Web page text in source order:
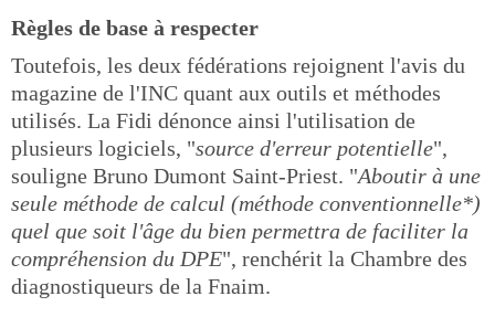
Règles de base à respecter
Toutefois, les deux fédérations rejoignent l'avis du
magazine de l'INC quant aux outils et méthodes
utilisés. La Fidi dénonce ainsi l'utilisation de
plusieurs logiciels, "source d'erreur potentielle",
souligne Bruno Dumont Saint-Priest. "Aboutir à une
seule méthode de calcul (méthode conventionnelle*)
quel que soit l'âge du bien permettra de faciliter la
compréhension du DPE", renchérit la Chambre des
diagnostiqueurs de la Fnaim.